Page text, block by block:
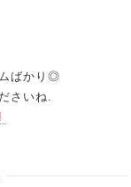
ばかり◎
さいね.